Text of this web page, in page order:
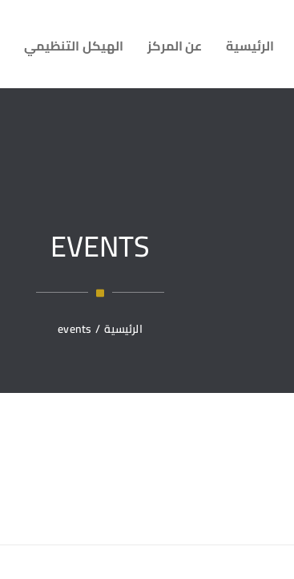
الرئيسية عن المركز الهيكل التنظيمي
EVENTS
الرئيسية /
events